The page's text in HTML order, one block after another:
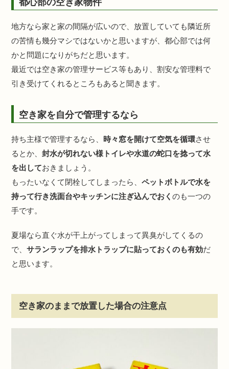
都心部の空き家物件
地方なら家と家の間隔が広いので、放置していても隣近所
の苦情も幾分マシではないかと思いますが、都心部では何
かと問題になりがちだと思います。
最近では空き家の管理サービス等もあり、割安な管理料で
引き受けてくれるところもあると聞きます。
空き家を自分で管理するなら
持ち主様で管理するなら、 時々窓を開けて空気を循環させ
るとか、封水が切れない様トイレや水道の蛇口を捻って水
を出しておきましょう。
もったいなくて閉栓してしまったら、ペットボトルで水を
持って行き洗面台やキッチンに注ぎ込んでおくのも一つの
手です。
夏場なら直ぐ水が干上がってしまって異臭がしてくるの
で、サランラップを排水トラップに貼っておくのも有効だ
と思います。
空き家のままで放置した場合の注意点